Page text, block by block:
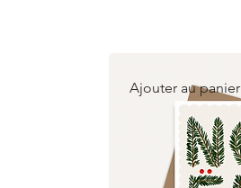
Ajouter au panier